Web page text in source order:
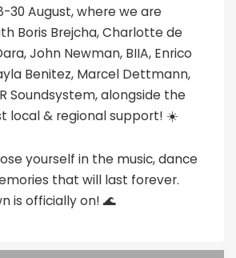
30 August, where we are
Boris Brejcha, Charlotte de
John Newman, BIIA, Enrico
Benitez, Marcel Dettmann,
Soundsystem, alongside the
local & regional support! ☀️
yourself in the music, dance
that will last forever.
is officially on! 🌊